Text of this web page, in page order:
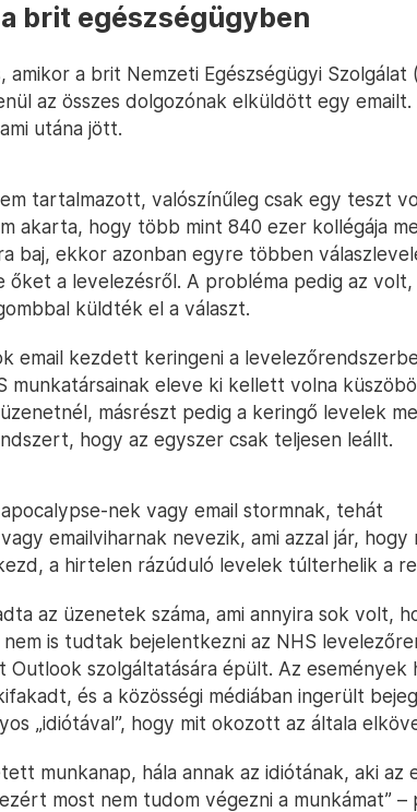
brit egészségügyben
amikor a brit Nemzeti Egészségügyi Szolgálat
az összes dolgozónak elküldött egy
utána jött.
tartalmazott, valószínűleg csak egy teszt
akarta, hogy több mint 840 ezer kollégája
baj, ekkor azonban egyre többen
őket a levelezésről. A probléma pedig az volt,
küldték el a választ.
email kezdett keringeni a
munkatársainak eleve ki kellett volna
másrészt pedig a keringő levelek
hogy az egyszer csak teljesen leállt.
nek vagy email stormnak, tehát
emailviharnak nevezik, ami azzal jár, hogy
a hirtelen rázúduló levelek túlterhelik a
az üzenetek száma, ami annyira sok volt,
is tudtak bejelentkezni az NHS
szolgáltatására épült. Az események
és a közösségi médiában ingerült
„idiótával”, hogy mit okozott az általa
munkanap, hála annak az idiótának, aki az
most nem tudom végezni a munkámat” –